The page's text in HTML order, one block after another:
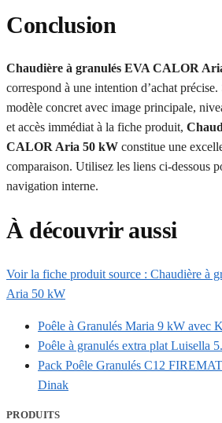
Conclusion
Chaudière à granulés EVA CALOR
correspond à une intention d’achat
modèle concret avec image principale,
et accès immédiat à la fiche produit,
CALOR Aria 50 kW constitue une
comparaison. Utilisez les liens ci-dessous
navigation interne.
À découvrir aussi
Voir la fiche produit source : Chaudière à
Aria 50 kW
Poêle à Granulés Maria 9 kW avec
Poêle à granulés extra plat Luisella
Pack Poêle Granulés C12
Dinak
PRODUITS